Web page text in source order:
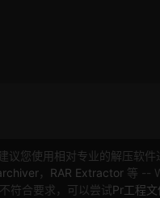
您使用相对专业的解压软件
， RAR Extractor 等 --
符合要求，可以尝试Pr工程